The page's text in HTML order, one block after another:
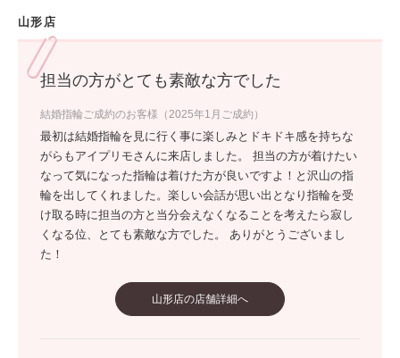
山形店
担当の方がとても素敵な方でした
結婚指輪ご成約のお客様（2025年1月ご成約）
最初は結婚指輪を見に行く事に楽しみとドキドキ感を持ちな
がらもアイプリモさんに来店しました。 担当の方が着けたい
なって気になった指輪は着けた方が良いですよ！と沢山の指
輪を出してくれました。楽しい会話が思い出となり指輪を受
け取る時に担当の方と当分会えなくなることを考えたら寂し
くなる位、とても素敵な方でした。 ありがとうございまし
た！
山形店の店舗詳細へ